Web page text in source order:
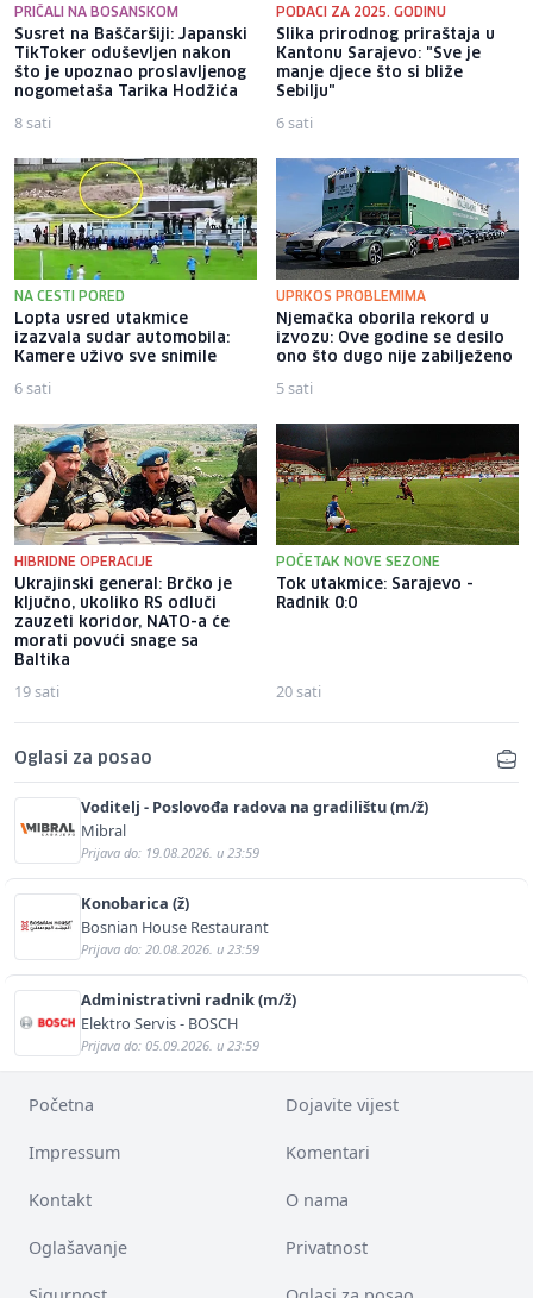
PRIČALI NA BOSANSKOM
Susret na Baščaršiji: Japanski
TikToker oduševljen nakon
što je upoznao proslavljenog
nogometaša Tarika Hodžića
8 sati
PODACI ZA 2025. GODINU
Slika prirodnog priraštaja u
Kantonu Sarajevo: "Sve je
manje djece što si bliže
Sebilju"
6 sati
NA CESTI PORED
Lopta usred utakmice
izazvala sudar automobila:
Kamere uživo sve snimile
6 sati
UPRKOS PROBLEMIMA
Njemačka oborila rekord u
izvozu: Ove godine se desilo
ono što dugo nije zabilježeno
5 sati
HIBRIDNE OPERACIJE
Ukrajinski general: Brčko je
ključno, ukoliko RS odluči
zauzeti koridor, NATO-a će
morati povući snage sa
Baltika
19 sati
POČETAK NOVE SEZONE
Tok utakmice: Sarajevo -
Radnik 0:0
20 sati
Oglasi za posao
Voditelj - Poslovođa radova na gradilištu (m/ž)
Mibral
Prijava do: 19.08.2026. u 23:59
Konobarica (ž)
Bosnian House Restaurant
Prijava do: 20.08.2026. u 23:59
Administrativni radnik (m/ž)
Elektro Servis - BOSCH
Prijava do: 05.09.2026. u 23:59
Početna Dojavite vijest
Impressum Komentari
Kontakt O nama
Oglašavanje Privatnost